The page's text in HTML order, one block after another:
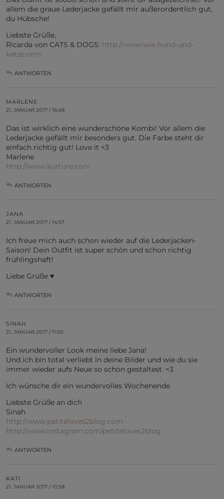
allem die graue Lederjacke gefällt mir außerordentlich gut,
du Hübsche!
Liebste Grüße,
Ricarda von CATS & DOGS: http://www.wie-hund-und-
katze.com
ANTWORTEN
MARLENE
21. JANUAR 2017 / 16:48
Das ist wirklich eine wunderschöne Kombi! Vor allem die
Lederjacke gefällt mir besonders gut. Die Farbe steht dir
einfach richtig gut! Love it <3
Marlene
http://www.kurture.com
ANTWORTEN
JANA
21. JANUAR 2017 / 14:57
Ich freue mich auch schon wieder auf die Lederjacken-
Saison! Dein Outfit ist super schön und schon richtig
frühlingshaft!
Liebe Grüße ♥
ANTWORTEN
SINAH
21. JANUAR 2017 / 11:50
Ein wundervoller Look meine liebe Jana!
Und ich bin total verliebt in deine Bilder und wie du sie
immer wieder aufs Neue so schön gestaltest. <3
Ich wünsche dir ein wundervolles Wochenende
Liebste Grüße an dich
Sinah
http://www.petiteloves2blog.com
http://www.instagram.com/petiteloves2blog
ANTWORTEN
KATI
21. JANUAR 2017 / 10:58